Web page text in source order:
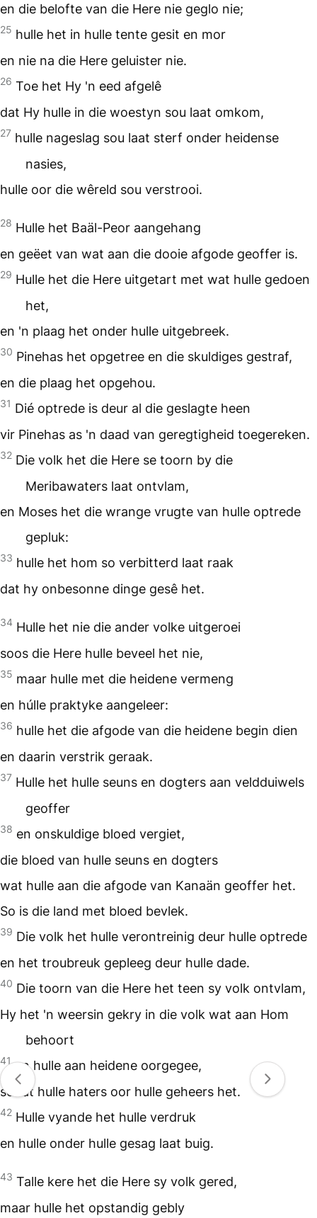
en die belofte van die Here nie geglo nie;
25 hulle het in hulle tente gesit en mor
en nie na die Here geluister nie.
26 Toe het Hy 'n eed afgelê
dat Hy hulle in die woestyn sou laat omkom,
27 hulle nageslag sou laat sterf onder heidense
nasies,
hulle oor die wêreld sou verstrooi.
28 Hulle het Baäl-Peor aangehang
en geëet van wat aan die dooie afgode geoffer is.
29 Hulle het die Here uitgetart met wat hulle gedoen
het,
en 'n plaag het onder hulle uitgebreek.
30 Pinehas het opgetree en die skuldiges gestraf,
en die plaag het opgehou.
31 Dié optrede is deur al die geslagte heen
vir Pinehas as 'n daad van geregtigheid toegereken.
32 Die volk het die Here se toorn by die
Meribawaters laat ontvlam,
en Moses het die wrange vrugte van hulle optrede
gepluk:
33 hulle het hom so verbitterd laat raak
dat hy onbesonne dinge gesê het.
34 Hulle het nie die ander volke uitgeroei
soos die Here hulle beveel het nie,
35 maar hulle met die heidene vermeng
en húlle praktyke aangeleer:
36 hulle het die afgode van die heidene begin dien
en daarin verstrik geraak.
37 Hulle het hulle seuns en dogters aan veldduiwels
geoffer
38 en onskuldige bloed vergiet,
die bloed van hulle seuns en dogters
wat hulle aan die afgode van Kanaän geoffer het.
So is die land met bloed bevlek.
39 Die volk het hulle verontreinig deur hulle optrede
en het troubreuk gepleeg deur hulle dade.
40 Die toorn van die Here het teen sy volk ontvlam,
Hy het 'n weersin gekry in die volk wat aan Hom
behoort
41 en hulle aan heidene oorgegee,
sodat hulle haters oor hulle geheers het.
42 Hulle vyande het hulle verdruk
en hulle onder hulle gesag laat buig.
43 Talle kere het die Here sy volk gered,
maar hulle het opstandig gebly